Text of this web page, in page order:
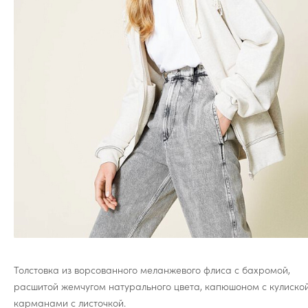
Толстовка из ворсованного меланжевого флиса с бахромой,
расшитой жемчугом натурального цвета, капюшоном с
карманами с листочкой.